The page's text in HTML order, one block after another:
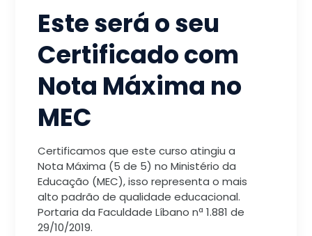
Este será o seu
Certificado com
Nota Máxima no
MEC
Certificamos que este curso atingiu a
Nota Máxima (5 de 5) no Ministério da
Educação (MEC), isso representa o mais
alto padrão de qualidade educacional.
Portaria da Faculdade Líbano nª 1.881 de
29/10/2019.